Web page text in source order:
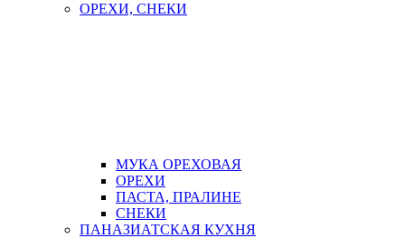
ОРЕХИ, СНЕКИ
МУКА ОРЕХОВАЯ
ОРЕХИ
ПАСТА, ПРАЛИНЕ
СНЕКИ
ПАНАЗИАТСКАЯ КУХНЯ